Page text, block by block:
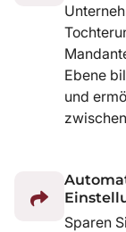
Ebene
und
Sparen